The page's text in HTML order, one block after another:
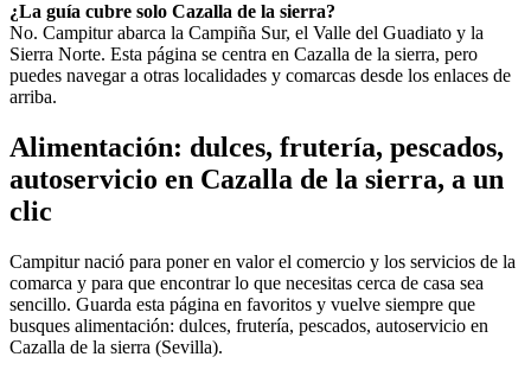
¿La guía cubre solo Cazalla de la sierra?
No. Campitur abarca la Campiña Sur, el Valle del Guadiato y la
Sierra Norte. Esta página se centra en Cazalla de la sierra, pero
puedes navegar a otras localidades y comarcas desde los enlaces de
arriba.
Alimentación: dulces, frutería, pescados,
autoservicio en Cazalla de la sierra, a un
clic
Campitur nació para poner en valor el comercio y los servicios de la
comarca y para que encontrar lo que necesitas cerca de casa sea
sencillo. Guarda esta página en favoritos y vuelve siempre que
busques alimentación: dulces, frutería, pescados, autoservicio en
Cazalla de la sierra (Sevilla).